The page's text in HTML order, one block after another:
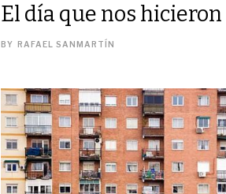
El día que nos
BY RAFAEL SANMARTÍN